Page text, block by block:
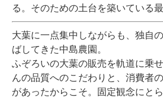
る。そのための土台を築いている最
大葉に一点集中しながらも、独自
ばしてきた中島農園。
ふぞろいの大葉の販売を軌道に乗
んの品質へのこだわりと、消費者
があったからこそ。固定観念にと